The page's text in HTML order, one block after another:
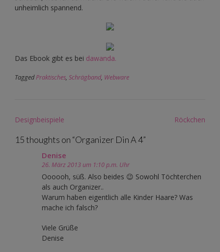
unheimlich spannend.
Das Ebook gibt es bei dawanda.
TaggedPraktisches, Schrägband, Webware
Post
Designbeispiele Röckchen
15 thoughts on “Organizer Din A 4”
Denise
26. März 2013 um 1:10 p.m. Uhr
Oooooh, süß. Also beides 😉 Sowohl Töchterchen
als auch Organizer..
Warum haben eigentlich alle Kinder Haare? Was
mache ich falsch?
Viele Grüße
Denise